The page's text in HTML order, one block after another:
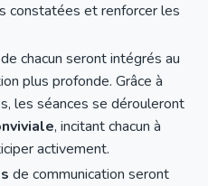
constatées et renforcer les
de chacun seront intégrés au
plus profonde. Grâce à
les séances se dérouleront
, incitant chacun à
activement.
de communication seront